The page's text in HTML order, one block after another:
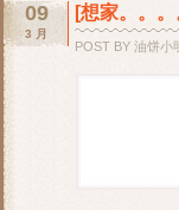
09
3 月
[想家。。
POST BY 油饼小